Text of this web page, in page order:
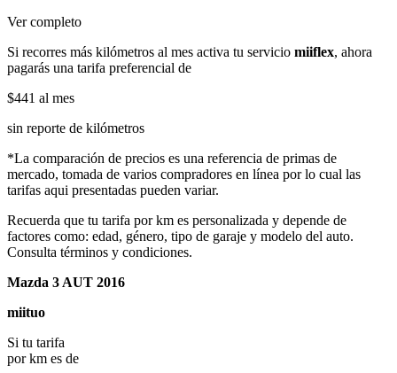
Ver completo
Si recorres más kilómetros al mes activa tu servicio miiflex, ahora
pagarás una tarifa preferencial de
$441 al mes
sin reporte de kilómetros
*La comparación de precios es una referencia de primas de
mercado, tomada de varios compradores en línea por lo cual las
tarifas aqui presentadas pueden variar.
Recuerda que tu tarifa por km es personalizada y depende de
factores como: edad, género, tipo de garaje y modelo del auto.
Consulta términos y condiciones.
Mazda 3 AUT 2016
miituo
Si tu tarifa
por km es de